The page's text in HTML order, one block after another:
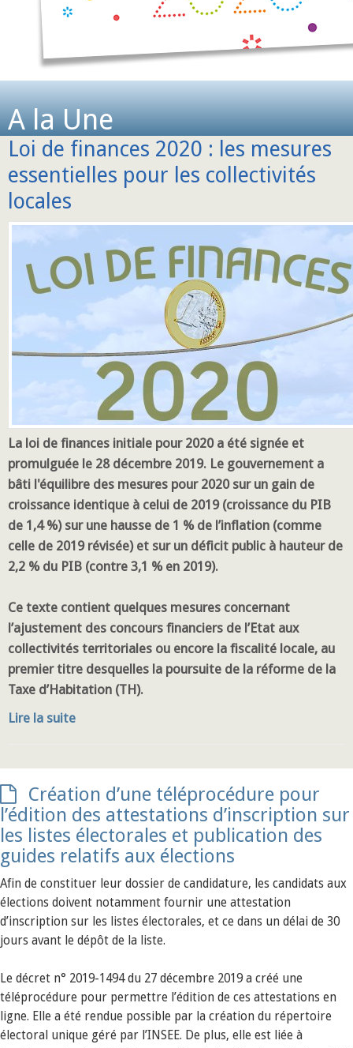
A la Une
Loi de finances 2020 : les mesures
essentielles pour les collectivités
locales
La loi de finances initiale pour 2020 a été signée et
promulguée le 28 décembre 2019. Le gouvernement a
bâti l'équilibre des mesures pour 2020 sur un gain de
croissance identique à celui de 2019 (croissance du PIB
de 1,4 %) sur une hausse de 1 % de l’inflation (comme
celle de 2019 révisée) et sur un déficit public à hauteur de
2,2 % du PIB (contre 3,1 % en 2019).
Ce texte contient quelques mesures concernant
l’ajustement des concours financiers de l’Etat aux
collectivités territoriales ou encore la fiscalité locale, au
premier titre desquelles la poursuite de la réforme de la
Taxe d’Habitation (TH).
Lire la suite
Création d’une téléprocédure pour
l’édition des attestations d’inscription sur
les listes électorales et publication des
guides relatifs aux élections
Afin de constituer leur dossier de candidature, les candidats aux
élections doivent notamment fournir une attestation
d’inscription sur les listes électorales, et ce dans un délai de 30
jours avant le dépôt de la liste.
Le décret n° 2019-1494 du 27 décembre 2019 a créé une
téléprocédure pour permettre l’édition de ces attestations en
ligne. Elle a été rendue possible par la création du répertoire
électoral unique géré par l’INSEE. De plus, elle est liée à